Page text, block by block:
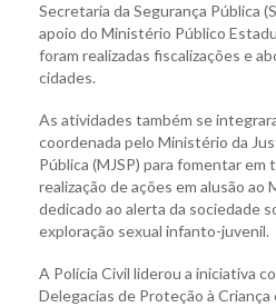
Secretaria da Segurança Pública
apoio do Ministério Público
foram realizadas fiscalizações e
cidades.
As atividades também se
coordenada pelo Ministério da
Pública (MJSP) para fomentar em
realização de ações em alusão ao
dedicado ao alerta da sociedade
exploração sexual infanto-juvenil.
A Polícia Civil liderou a iniciativa
Delegacias de Proteção à